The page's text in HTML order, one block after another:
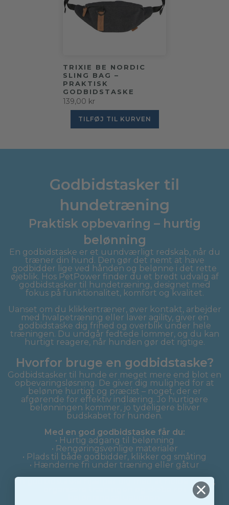
TRIXIE BE NORDIC
SLING BAG –
PRAKTISK
GODBIDSTASKE
139,00 kr
TILFØJ TIL KURVEN
Godbidstasker til
hundetræning
Praktisk opbevaring – hurtig
belønning
En godbidstaske er et uundværligt redskab, når du
træner din hund. Den gør det nemt at have
godbidder lige ved hånden og belønne i det rette
øjeblik. Hos PetPower finder du et bredt udvalg af
godbidstasker til hundetræning, designet med
fokus på funktionalitet, komfort og kvalitet.
Uanset om du klikkertræner, øver kontakt, arbejder
med hvalpetræning eller laver agility, giver en
godbidstaske dig frihed og overblik under hele
træningen. Du undgår fedtede lommer, og du kan
hurtigt reagere, når hunden gør det rigtige.
Hvorfor bruge en godbidstaske?
Godbidstasker til hunde er meget mere end blot en
opbevaringsløsning. De giver dig mulighed for at
belønne hurtigt og præcist – noget, der er
afgørende for effektiv indlæring. Jo hurtigere
belønningen kommer, jo tydeligere bliver
budskabet for hunden.
Med en god godbidstaske får du:
• Hurtig adgang til belønning
• Rengøringsvenlige materialer
• Plads til både godbidder, klikker og småting
• Hænderne fri under træning eller gåtur
En godbidstaske hjælper dig med at holde fokus,